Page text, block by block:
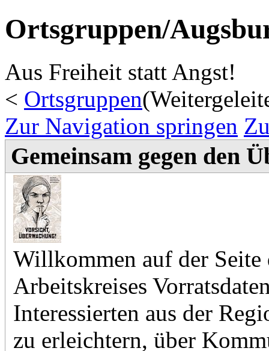
Ortsgruppen/
Aus Freiheit statt Angst!
< Ortsgruppen
Zur Navigation springen
Gemeinsam gegen den
Willkommen auf der
Arbeitskreises
Interessierten aus der
zu erleichtern, über